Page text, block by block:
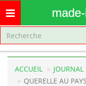
Toggle
navigation
ACCUEIL
JOURNAL
QUERELLE AU